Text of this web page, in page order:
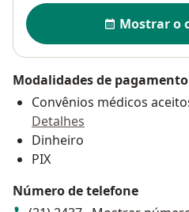
Disponibilidade
Mostrar o
Modalidades de
Convênios médicos
Detalhes
Dinheiro
PIX
Número de telefone